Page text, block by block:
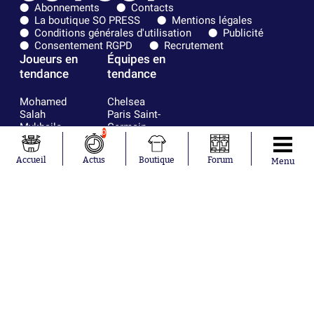
Abonnements
Contacts
La boutique SO PRESS
Mentions légales
Conditions générales d'utilisation
Publicité
Consentement RGPD
Recrutement
Joueurs en
tendance
Mohamed
Salah
Mykhailo
Mudryk
Neymar
Khalis Merah
Équipes en
tendance
Chelsea
Paris Saint-
Germain
Bordeaux
Olympique
lyonnais
Accueil
0
Actus Boutique Forum Menu